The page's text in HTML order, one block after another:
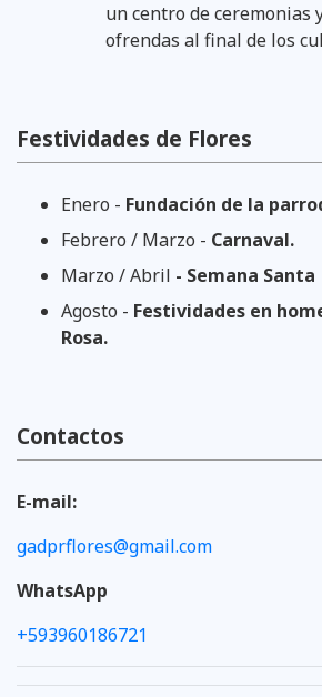
un centro de ceremonias
ofrendas al final de los
Festividades de Flores
Enero - Fundación de la
Febrero / Marzo - Carnaval.
Marzo / Abril - Semana Santa
Agosto - Festividades en
Rosa.
Contactos
E-mail:
gadprflores@gmail.com
WhatsApp
+593960186721